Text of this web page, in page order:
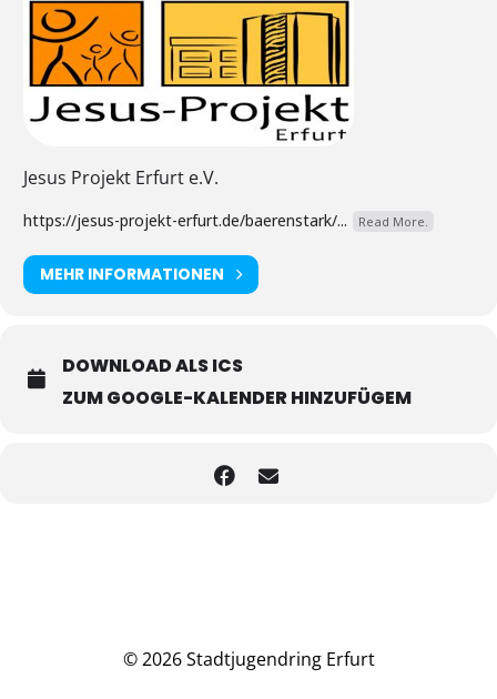
Jesus Projekt Erfurt e.V.
https://jesus-projekt-erfurt.de/baerenstark/... Read More.
MEHR INFORMATIONEN
DOWNLOAD ALS ICS
ZUM GOOGLE-KALENDER HINZUFÜGEM
© 2026 Stadtjugendring Erfurt